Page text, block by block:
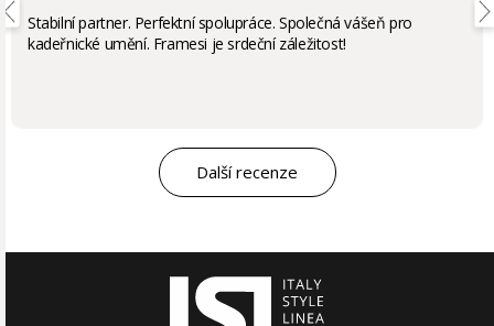
Stabilní partner. Perfektní spolupráce. Společná vášeň pro
kadeřnické umění. Framesi je srdeční záležitost!
Další recenze